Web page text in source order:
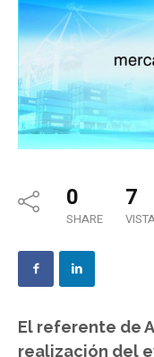
0
SHARE
7
El referente de
realización del